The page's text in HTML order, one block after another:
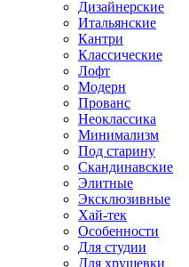
Дизайнерские
Итальянские
Кантри
Классические
Лофт
Модерн
Прованс
Неоклассика
Минимализм
Под старину
Скандинавские
Элитные
Эксклюзивные
Хай-тек
Особенности
Для студии
Для хрущевки